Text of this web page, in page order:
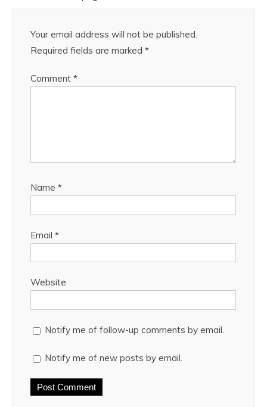
Your email address will not be published.
Required fields are marked *
Comment *
Name *
Email *
Website
Notify me of follow-up comments by email.
Notify me of new posts by email.